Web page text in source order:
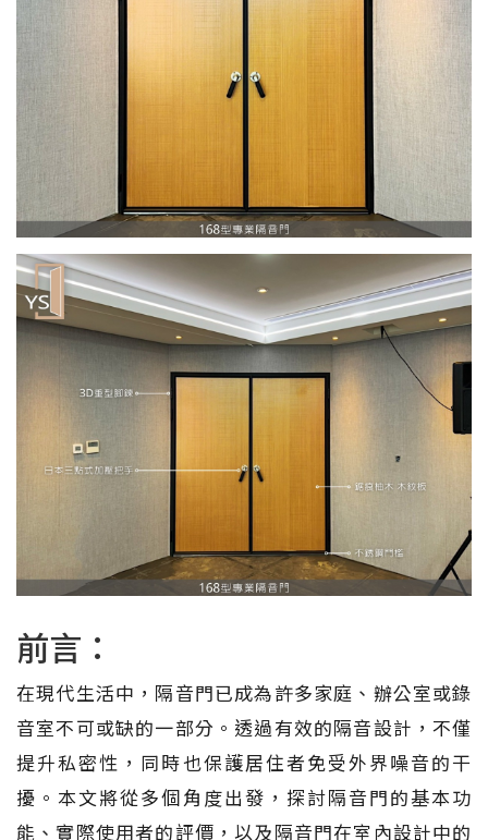
前言：
在現代生活中，隔音門已成為許多家庭、辦公室或錄
音室不可或缺的一部分。透過有效的隔音設計，不僅
提升私密性，同時也保護居住者免受外界噪音的干
擾。本文將從多個角度出發，探討隔音門的基本功
能、實際使用者的評價，以及隔音門在室內設計中的